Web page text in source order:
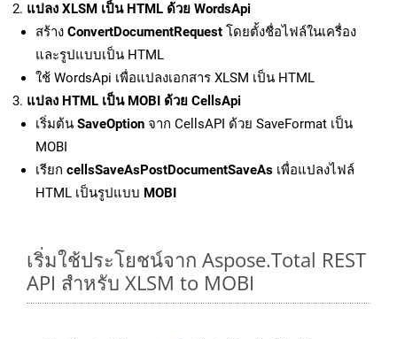
แปลง XLSM เป็น HTML ด้วย WordsApi
สร้าง ConvertDocumentRequest โดยตั้งชื่อไฟล์ในเครื่อง
และรูปแบบเป็น HTML
ใช้ WordsApi เพื่อแปลงเอกสาร XLSM เป็น HTML
แปลง HTML เป็น MOBI ด้วย CellsApi
เริ่มต้น SaveOption จาก CellsAPI ด้วย SaveFormat เป็น
MOBI
เรียก cellsSaveAsPostDocumentSaveAs เพื่อแปลงไฟล์
HTML เป็นรูปแบบ MOBI
เริ่มใช้ประโยชน์จาก Aspose.Total REST
API สำหรับ XLSM to MOBI